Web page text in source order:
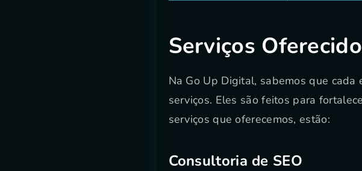
Serviços
Na Go Up Digital, sabemos que cada
serviços. Eles são feitos para
serviços que oferecemos, estão:
Consultoria de SEO